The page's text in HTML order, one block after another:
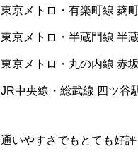
東京メトロ・有楽町線 麹
東京メトロ・半蔵門線 半
東京メトロ・丸の内線 赤
JR中央線・総武線 四ツ谷
通いやすさでもとても好